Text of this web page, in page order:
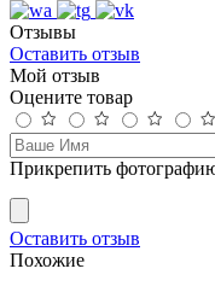
Отзывы
Оставить отзыв
Мой отзыв
Оцените товар
Прикрепить
Оставить отзыв
Похожие